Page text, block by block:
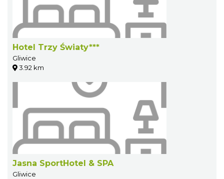
Hotel Trzy Światy***
Gliwice
3.92 km
Jasna SportHotel & SPA
Gliwice